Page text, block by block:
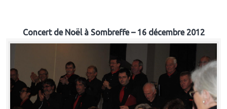
Concert de Noël à Sombreffe – 16 décembre 2012